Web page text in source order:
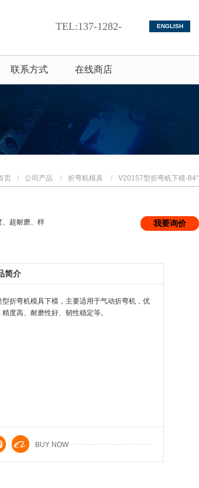
TEL:137-1282-
ENGLISH
联系方式 在线商店
页 / 公司产品 / 折弯机模具 / V20157型折弯机下模-84°
、超耐磨、样
我要询价
简介
型折弯机模具下模，主要适用于气动折弯机，优
精度高、耐磨性好、韧性稳定等。
BUY NOW